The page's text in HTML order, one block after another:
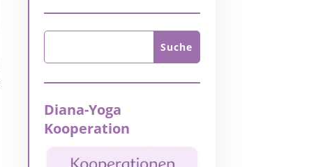
Diana-Yoga
Kooperation